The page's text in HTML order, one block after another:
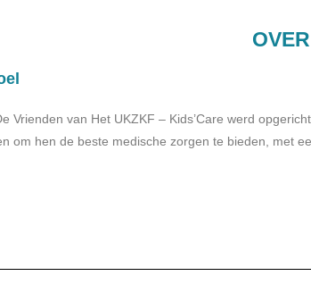
Vrienden van Het UKZKF – Kids’Care werd
om hen de beste medische zorgen te bieden, met